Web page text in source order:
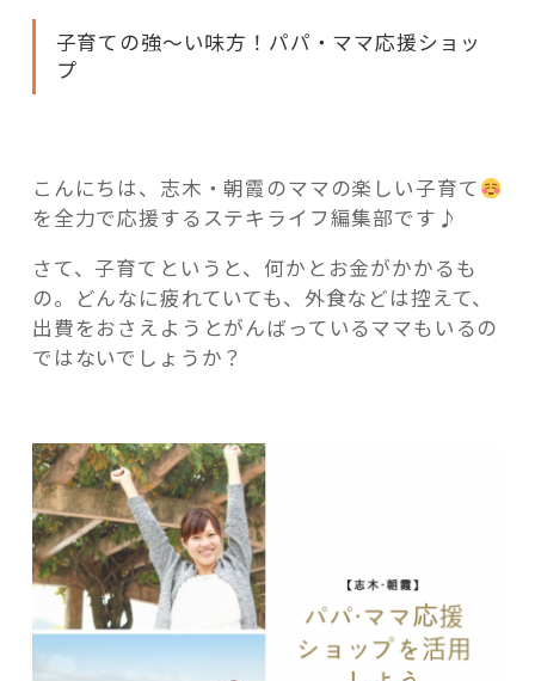
記事検索
で
が
お
得
に！
パ
パ・
マ
援
シ
ョ
ッ
プ
を
活
子育ての強～い味方！パパ・ママ応援ショッ
プ
こんにちは、志木・朝霞のママの楽しい子育て
を全力で応援するステキライフ編集部です♪
さて、子育てというと、何かとお金がかかるも
の。どんなに疲れていても、外食などは控えて、
出費をおさえようとがんばっているママもいるの
ではないでしょうか？